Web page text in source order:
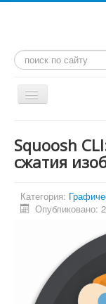
Искать...
Toggle
Navigation
LGA 2011-3
Процессоры
Конференция
Системные
Squoosh
сжатия
Категория:
Опубликовано: